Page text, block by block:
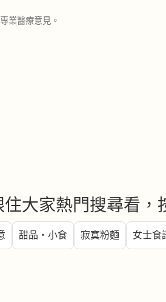
業醫療意見。
大家熱門搜尋看，
甜品・小食 寂寞粉麵 女士食